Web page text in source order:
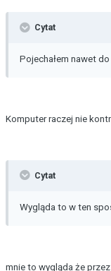
Cytat
Pojechałem nawet
Komputer raczej nie
Cytat
Wygląda to w ten
mnie to wygląda że